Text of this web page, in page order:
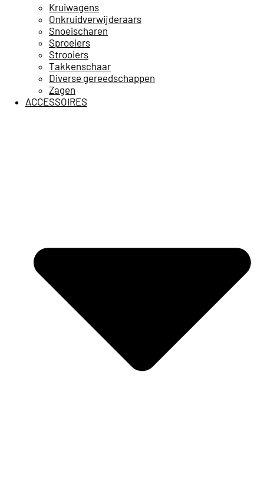
Kruiwagens
Onkruidverwijderaars
Snoeischaren
Sproeiers
Strooiers
Takkenschaar
Diverse gereedschappen
Zagen
ACCESSOIRES